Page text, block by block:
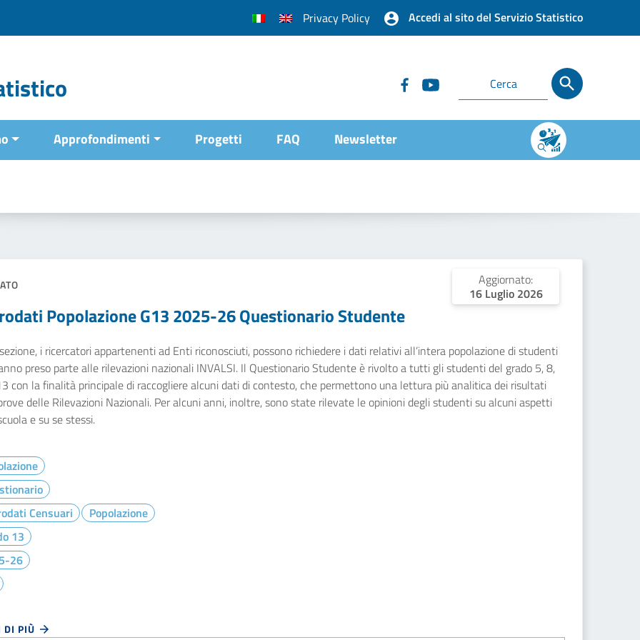
Privacy Policy Accedi al sito del Servizio Statistico
Approfondimenti Progetti FAQ Newsletter
Aggiornato:
16 Luglio 2026
Popolazione G13 2025-26 Questionario Studente
i ricercatori appartenenti ad Enti riconosciuti, possono richiedere i dati relativi all’intera popolazione di studenti
preso parte alle rilevazioni nazionali INVALSI. Il Questionario Studente è rivolto a tutti gli studenti del grado 5, 8,
con la finalità principale di raccogliere alcuni dati di contesto, che permettono una lettura più analitica dei risultati
delle Rilevazioni Nazionali. Per alcuni anni, inoltre, sono state rilevate le opinioni degli studenti su alcuni aspetti
e su se stessi.
Censuari
Popolazione
13
26
DI PIÙ